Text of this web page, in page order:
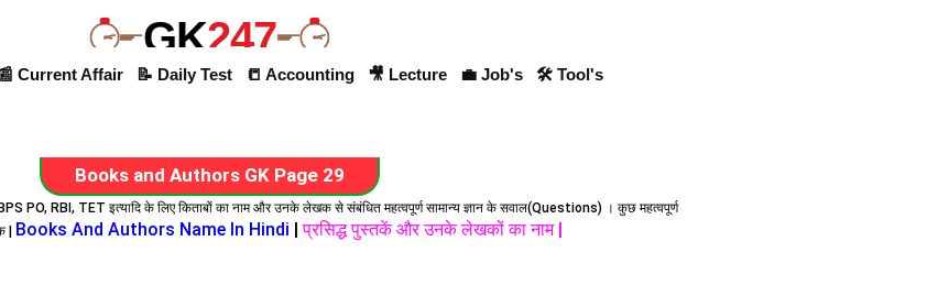
GK247
Current Affair 📝 Daily Test 📒 Accounting 🎥 Lecture 💼 Job's 🛠 Tool's
Books and Authors GK Page 29
PO, RBI, TET इत्यादि के लिए किताबों का नाम और उनके लेखक से संबंधित महत्वपूर्ण सामान्य ज्ञान के सवाल(Questions) । कुछ महत्वपूर्ण
|
Books And Authors Name In Hindi |प्रसिद्ध पुस्तकें और उनके लेखकों का नाम |